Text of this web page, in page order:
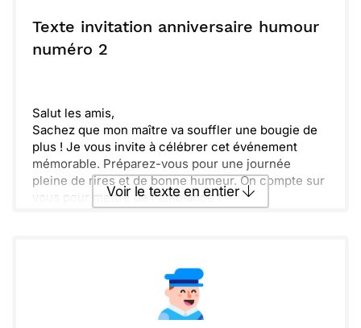
ensemble. On compte sur toi pour faire gonfler
notre banane d'anniversaire ! À très vite !
ou :
Texte invitation anniversaire humour
numéro 2
Salut les amis,
Sachez que mon maître va souffler une bougie de
plus ! Je vous invite à célébrer cet événement
mémorable. Préparez-vous pour une journée
pleine de rires et de bonne humeur. On compte sur
vous pour mettre de l'ambiance !
N'oubliez pas, la fête est encore plus sympa avec
Faites-moi savoir si vous pouvez venir, ça va être
grandiose ! Au plaisir de vous voir au parc, prêts à
Voir le texte en entier
Recevoir par mail
Envoyer via Whatsapp